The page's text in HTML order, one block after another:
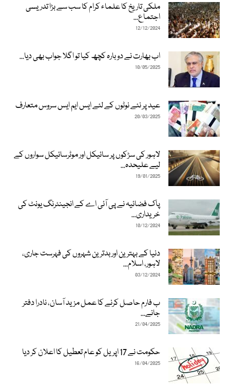
ملکی تاریخ کا علماء کرام کا سب سے بڑا تدریسی
اجتماع...
12/12/2024
اب بھارت نے دوبارہ کچھ کیا تو اگلا جواب بھی دیا...
10/05/2025
عید پر نئے نوٹوں کے لئے ایس ایم ایس سروس متعارف
20/03/2025
لاہور کی سڑکوں پر سائیکل اور موٹرسائیکل سواروں کے
لیے علیحدہ...
19/01/2025
پاک فضائیہ نے پی آئی اے کے انجینئرنگ یونٹ کی
خریداری...
10/12/2024
دنیا کے بہترین اور بدترین شہروں کی فہرست جاری،
لاہور، اسلام...
03/12/2024
ب فارم حاصل کرنے کا عمل مزید آسان، نادرا دفتر
جانے...
21/04/2025
حکومت نے 17 اپریل کو عام تعطیل کا اعلان کر دیا
16/04/2025